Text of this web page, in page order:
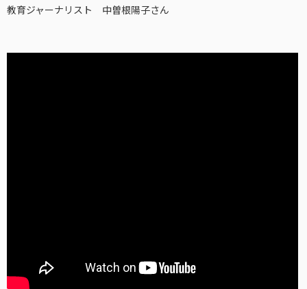
教育ジャーナリスト 中曽根陽子さん